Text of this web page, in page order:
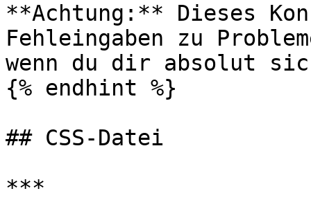
**Achtung:** Dieses
Fehleingaben zu
wenn du dir absolut
{% endhint %}
## CSS-Datei
***